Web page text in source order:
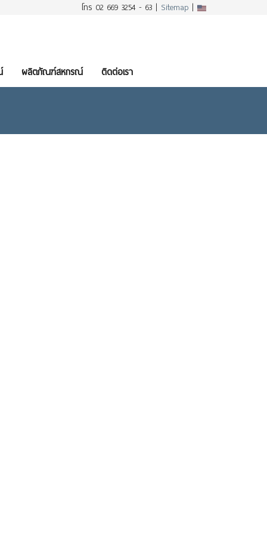
โทร 02 669 3254 - 63 | Sitemap |
ผลิตภัณฑ์สหกรณ์ ติดต่อเรา